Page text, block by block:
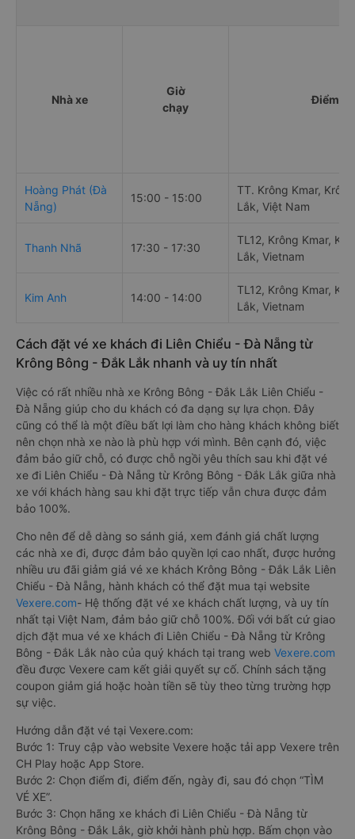
Nhà xe
Giờ
chạy
Điểm đi
Hoàng Phát (Đà
Nẵng)
15:00 - 15:00
TT. Krông Kmar,
Lắk, Việt Nam
Thanh Nhã 17:30 - 17:30
TL12, Krông Kmar,
Lắk, Vietnam
Kim Anh 14:00 - 14:00
TL12, Krông Kmar,
Lắk, Vietnam
Cách đặt vé xe khách đi Liên Chiểu - Đà Nẵng từ
Krông Bông - Đắk Lắk nhanh và uy tín nhất
Việc có rất nhiều nhà xe Krông Bông - Đắk Lắk Liên Chiểu -
Đà Nẵng giúp cho du khách có đa dạng sự lựa chọn. Đây
cũng có thể là một điều bất lợi làm cho hàng khách không biết
nên chọn nhà xe nào là phù hợp với mình. Bên cạnh đó, việc
đảm bảo giữ chỗ, có được chỗ ngồi yêu thích sau khi đặt vé
xe đi Liên Chiểu - Đà Nẵng từ Krông Bông - Đắk Lắk giữa nhà
xe với khách hàng sau khi đặt trực tiếp vẫn chưa được đảm
bảo 100%.
Cho nên để dễ dàng so sánh giá, xem đánh giá chất lượng
các nhà xe đi, được đảm bảo quyền lợi cao nhất, được hưởng
nhiều ưu đãi giảm giá vé xe khách Krông Bông - Đắk Lắk Liên
Chiểu - Đà Nẵng, hành khách có thể đặt mua tại website
Vexere.com- Hệ thống đặt vé xe khách chất lượng, và uy tín
nhất tại Việt Nam, đảm bảo giữ chỗ 100%. Đối với bất cứ giao
dịch đặt mua vé xe khách đi Liên Chiểu - Đà Nẵng từ Krông
Bông - Đắk Lắk nào của quý khách tại trang web Vexere.com
đều được Vexere cam kết giải quyết sự cố. Chính sách tặng
coupon giảm giá hoặc hoàn tiền sẽ tùy theo từng trường hợp
sự việc.
Hướng dẫn đặt vé tại Vexere.com:
Bước 1: Truy cập vào website Vexere hoặc tải app Vexere trên
CH Play hoặc App Store.
Bước 2: Chọn điểm đi, điểm đến, ngày đi, sau đó chọn “TÌM
VÉ XE”.
Bước 3: Chọn hãng xe khách đi Liên Chiểu - Đà Nẵng từ
Krông Bông - Đắk Lắk, giờ khởi hành phù hợp. Bấm chọn vào